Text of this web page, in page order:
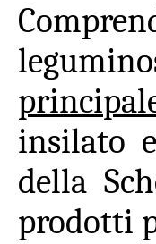
insilato
della
prodotti